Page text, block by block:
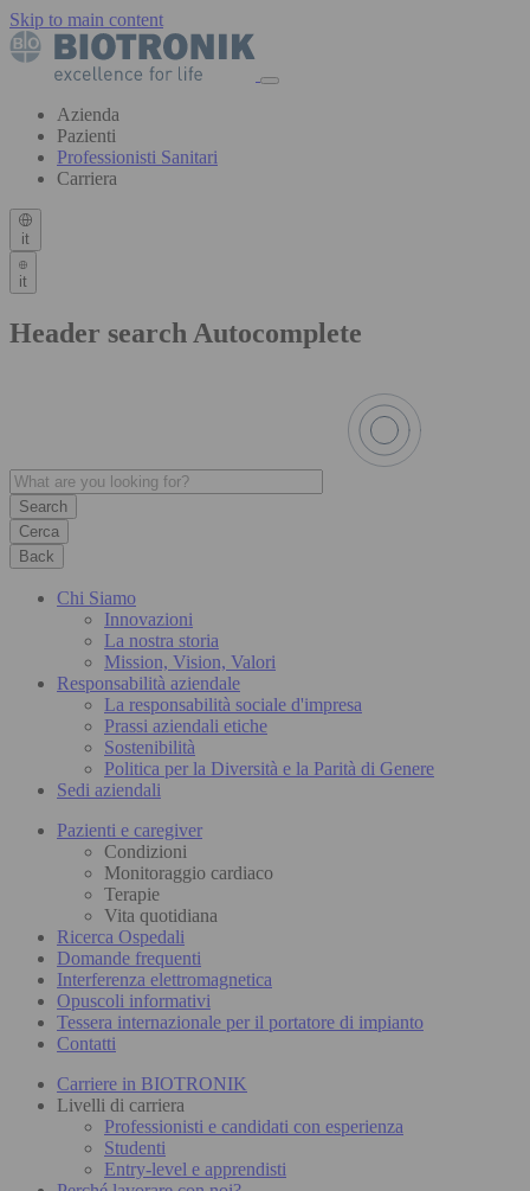
Skip to main content
Azienda
Pazienti
Professionisti Sanitari
Carriera
it
it
Header search Autocomplete
Cerca
Back
Chi Siamo
Innovazioni
La nostra storia
Mission, Vision, Valori
Responsabilità aziendale
La responsabilità sociale d'impresa
Prassi aziendali etiche
Sostenibilità
Politica per la Diversità e la Parità di Genere
Sedi aziendali
Pazienti e caregiver
Condizioni
Monitoraggio cardiaco
Terapie
Vita quotidiana
Ricerca Ospedali
Domande frequenti
Interferenza elettromagnetica
Opuscoli informativi
Tessera internazionale per il portatore di impianto
Contatti
Carriere in BIOTRONIK
Livelli di carriera
Professionisti e candidati con esperienza
Studenti
Entry-level e apprendisti